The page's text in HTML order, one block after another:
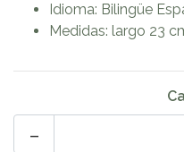
Idioma: Bilingüe
Medidas: largo 23
-